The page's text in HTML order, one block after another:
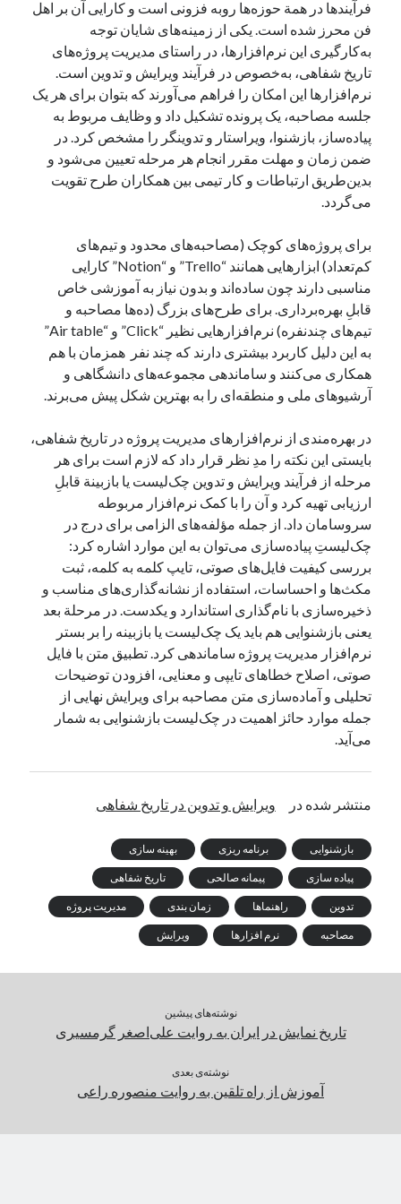
آخرین دیدگاه‌ها
George Veith درمَه‌لقا مَلّاح، حافظ محیط زیست ایران
پیمانه صالحیدر
بزرگداشت یاد و نام استاد اسماعیل سعادت (مهر ۱۳۰۴-
شهریور ۱۳۹۹)
سعیدی در
بزرگداشت یاد و نام استاد اسماعیل سعادت (مهر ۱۳۰۴- شهریور
جست‌وجو
فرآیندها در همة حوزه‌ها روبه فزونی است و کارایی آن بر اهل
فن محرز شده است. یکی از زمینه‌های شایان توجه
به‌کارگیری این نرم‌افزارها، در راستای مدیریت پروژه‌های
تاریخ شفاهی، به‌خصوص در فرآیند ویرایش و تدوین است.
نرم‌افزارها این امکان را فراهم می‌آورند که بتوان برای هر یک
جلسه مصاحبه، یک پرونده تشکیل داد و وظایف مربوط به
پیاده‌ساز، بازشنوا، ویراستار و تدوینگر را مشخص کرد. در
ضمن زمان و مهلت مقرر انجام هر مرحله تعیین می‌شود و
بدین‌طریق ارتباطات و کار تیمی بین همکاران طرح تقویت
می‌گردد.
برای پروژه‌های کوچک (مصاحبه‌های محدود و تیم‌های
کم‌تعداد) ابزارهایی همانند “Trello” و “Notion” کارایی
مناسبی دارند چون ساده‌اند و بدون نیاز به آموزشی خاص
قابلِ بهره‌برداری. برای طرح‌های بزرگ (ده‌ها مصاحبه و
تیم‌های چندنفره) نرم‌افزارهایی نظیر “Click” و “Air table”
به این دلیل کاربرد بیشتری دارند که چند نفر همزمان با هم
همکاری می‌کنند و ساماندهی مجموعه‌های دانشگاهی و
آرشیوهای ملی و منطقه‌ای را به بهترین شکل پیش می‌برند.
در بهره‌مندی از نرم‌افزارهای مدیریت پروژه در تاریخ شفاهی،
بایستی این نکته را مدِ نظر قرار داد که لازم است برای هر
مرحله از فرآیند ویرایش و تدوین چک‌لیست یا بازبینة قابلِ
ارزیابی تهیه کرد و آن را با کمک نرم‌افزار مربوطه
سروسامان داد. از جمله مؤلفه‌های الزامی برای درج در
چک‌لیستِ پیاده‌سازی می‌توان به این موارد اشاره کرد:
بررسی کیفیت فایل‌های صوتی، تایپ کلمه به کلمه، ثبت
مکث‌ها و احساسات، استفاده از نشانه‌گذاری‌های مناسب و
ذخیره‌سازی با نام‌گذاری استاندارد و یکدست. در مرحلة بعد
یعنی بازشنوایی هم باید یک چک‌لیست یا بازبینه را بر بستر
نرم‌افزار مدیریت پروژه ساماندهی کرد. تطبیق متن با فایل
صوتی، اصلاح خطاهای تایپی و معنایی، افزودن توضیحات
تحلیلی و آماده‌سازی متن مصاحبه برای ویرایش نهایی از
جمله موارد حائز اهمیت در چک‌لیست بازشنوایی به شمار
می‌آید.
منتشر شده در ویرایش و تدوین در تاریخ شفاهی
بازشنوایی برنامه ریزی بهینه سازی
پیاده سازی پیمانه صالحی تاریخ شفاهی
تدوین راهنماها زمان بندی مدیریت پروژه
مصاحبه نرم افزارها ویرایش
نوشته‌های پیشین
تاریخ نمایش در ایران به روایت علی‌اصغر گرمسیری
نوشته‌ی بعدی
آموزش از راه تلقین به روایت منصوره راعی